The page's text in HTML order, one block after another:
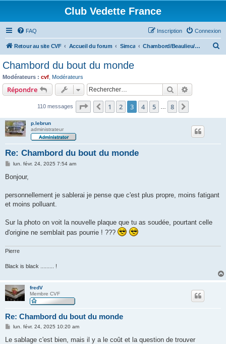
Club Vedette France
FAQ Connexion
Inscription
Retour au site CVF Accueil du forum Simca Chambord/Beaulieu/Présidence/Marly
c
e
Chambord du bout du monde
Modérateurs : cvf Modérateurs
Répondre Rechercher
110 messages Page sur8
Précédent
1 2 3 4 5 8
p.lebrun
administrateur
Re: Chambord du bout du monde
M
s
g
lun. févr. 24, 2025 7:54 am
Bonjour,
personnellement je sablerai je pense que c'est plus propre, moins fatigant
et moins polluant.
Sur la photo on voit la nouvelle plaque que tu as soudée, pourtant celle
d'origine ne semblait pas pourrie ! ???
Pierre
Black is black ......... !
fredV
Membre CVF
Re: Chambord du bout du monde
M
s
lun. févr. 24, 2025 10:20 am
Le sablage c'est bien, mais il y a le coût et la question de trouver